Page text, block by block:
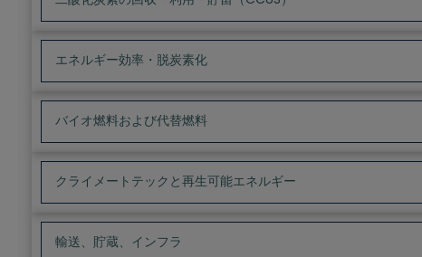
エネルギー効率・脱炭素化
バイオ燃料および代替燃料
クライメートテックと再生可能エネルギー
輸送、貯蔵、インフラ